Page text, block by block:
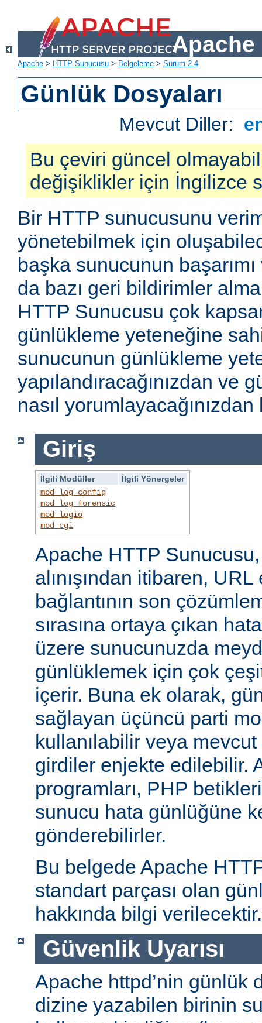
Apache
Apache > HTTP Sunucusu > Belgeleme > Sürüm 2.4
Günlük Dosyaları
Mevcut Diller:
Bu çeviri güncel
değişiklikler için İngilizce
Bir HTTP sunucusunu
yönetebilmek için
başka sunucunun
da bazı geri bildirimler
HTTP Sunucusu çok
günlükleme yeteneğine
sunucunun günlükleme
yapılandıracağınızdan ve
nasıl
Giriş
İlgili Modüller
İlgili Yönergeler
mod_log_config
mod_log_forensic
mod_logio
mod_cgi
Apache HTTP
alınışından itibaren,
bağlantının son
sırasına ortaya çıkan
üzere sunucunuzda
günlüklemek için çok
içerir. Buna ek olarak,
sağlayan üçüncü parti
kullanılabilir veya
girdiler enjekte edilebilir.
programları, PHP
sunucu hata günlüğüne
gönderebilirler.
Bu belgede Apache
standart parçası olan
hakkında bilgi verilecektir.
Güvenlik Uyarısı
Apache httpd’nin günlük
dizine yazabilen birinin